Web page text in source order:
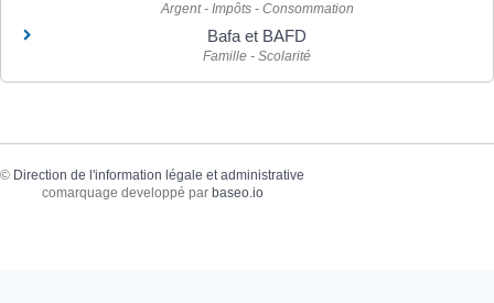
Argent - Impôts - Consommation
Bafa et BAFD
Famille - Scolarité
© Direction de l'information légale et administrative
comarquage developpé par baseo.io